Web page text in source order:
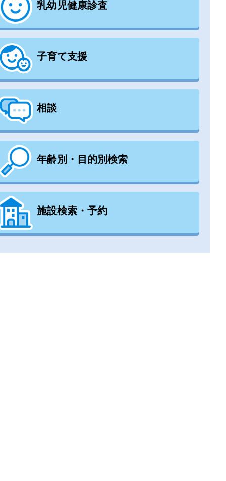
乳幼児健康診査
子育て支援
相談
年齢別・目的別検索
施設検索・予約